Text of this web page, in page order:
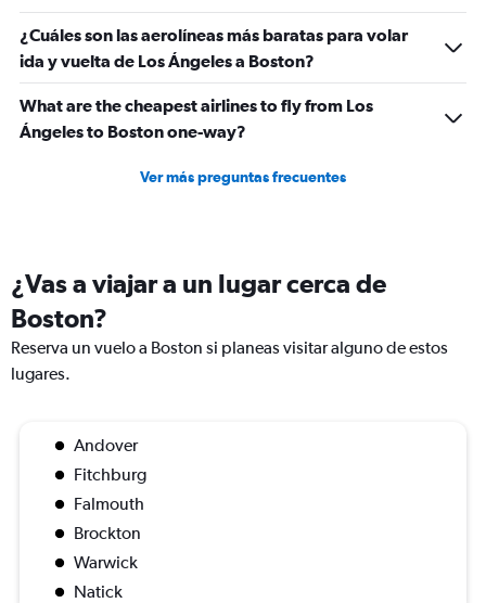
¿Cuáles son las aerolíneas más baratas para volar
ida y vuelta de Los Ángeles a Boston?
What are the cheapest airlines to fly from Los
Ángeles to Boston one-way?
Ver más preguntas frecuentes
¿Vas a viajar a un lugar cerca de
Boston?
Reserva un vuelo a Boston si planeas visitar alguno de estos
lugares.
Andover
Fitchburg
Falmouth
Brockton
Warwick
Natick